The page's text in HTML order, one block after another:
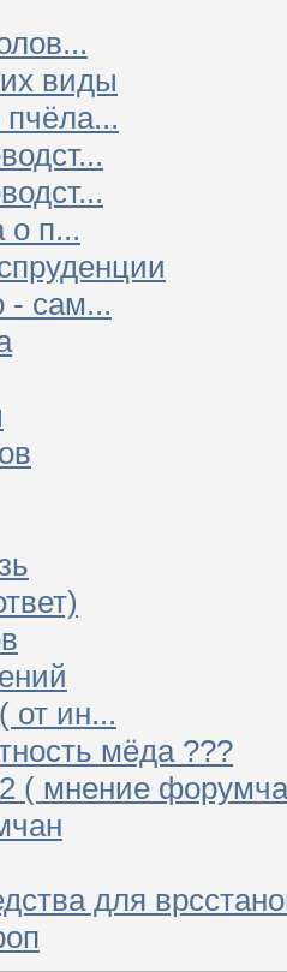
виды
о п...
- сам...
от ин...
мёда ???
( мнение
для